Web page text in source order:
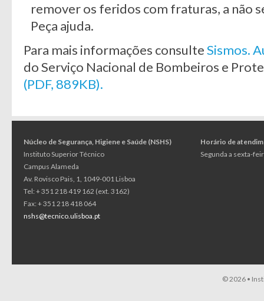
remover os feridos com fraturas, a não
Peça ajuda.
Para mais informações consulteSismos.
do Serviço Nacional de Bombeiros e
(PDF, 889KB).
Núcleo de Segurança, Higiene e Saúde (NSHS)
Instituto Superior Técnico
Campus Alameda
Av. Rovisco Pais, 1, 1049-001 Lisboa
Tel: + 351 218 419 162 (ext. 3162)
Fax: + 351 218 418 064
nshs@tecnico.ulisboa.pt
Horário de
Segunda a sexta-
© 2026 •